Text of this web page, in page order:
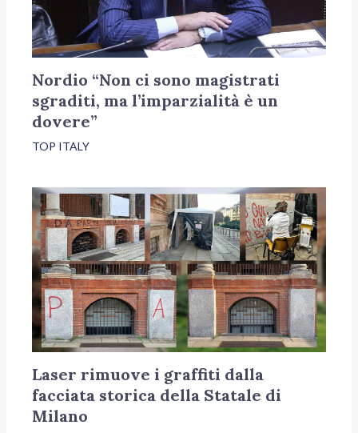
Nordio “Non ci sono magistrati
sgraditi, ma l’imparzialità è un
dovere”
TOP ITALY
Laser rimuove i graffiti dalla
facciata storica della Statale di
Milano